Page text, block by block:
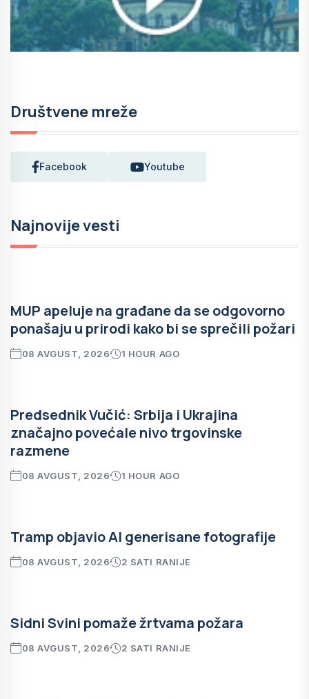
Društvene mreže
Facebook Youtube
Najnovije vesti
MUP apeluje na građane da se odgovorno
ponašaju u prirodi kako bi se sprečili požari
08 AVGUST, 2026 1 HOUR AGO
Predsednik Vučić: Srbija i Ukrajina
značajno povećale nivo trgovinske
razmene
08 AVGUST, 2026 1 HOUR AGO
Tramp objavio AI generisane fotografije
08 AVGUST, 2026 2 SATI RANIJE
Sidni Svini pomaže žrtvama požara
08 AVGUST, 2026 2 SATI RANIJE